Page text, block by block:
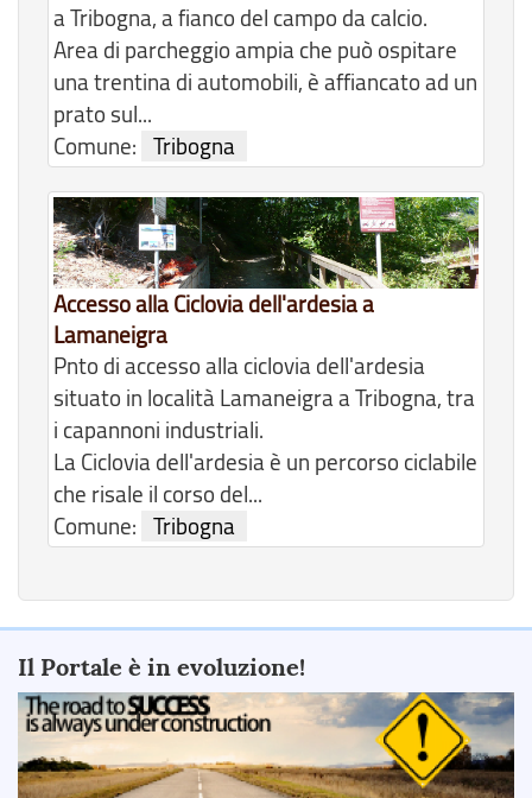
a Tribogna, a fianco del campo da calcio.
Area di parcheggio ampia che può ospitare
una trentina di automobili, è affiancato ad un
prato sul...
Comune: Tribogna
Accesso alla Ciclovia dell'ardesia a
Lamaneigra
Pnto di accesso alla ciclovia dell'ardesia
situato in località Lamaneigra a Tribogna, tra
i capannoni industriali.
La Ciclovia dell'ardesia è un percorso ciclabile
che risale il corso del...
Comune: Tribogna
Il Portale è in evoluzione!